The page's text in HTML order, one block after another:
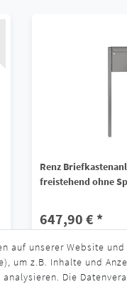
Renz
freistehend ohne
647,90 € *
*inkl. ges. MwSt.zzgl.
Lieferzeit ca. 4 - 6
auf unserer Website
um z.B. Inhalte und
Die